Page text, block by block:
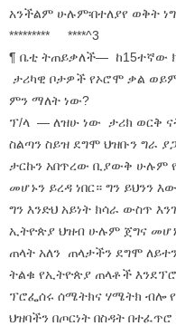
አንችልም ሁሉም፡በተለያየ ወቅት
********* ****^3
¶ ቤቲ ትጠይቃለች— ከ15ተኛው
ታሪካዊ ቦታዎች የኦሮሞ ቃል
ምን ማለት ነው?
ፕ/ላ — ለዝሁ ነው ታሪክ ወርቅ
ስልጣን ስይዝ ደግሞ ህዝቡን ግራ
ታርኩን አበጥረው ቢያውቅ ሁሉም
መሆኑን ይረዳ ነበር። ግን ይህንን
ግን እንድህ አይነት ክሳራ ውስጥ
ኢትዮጵያ ህዝብ ሁሉም ጀግና መሆኑ
ጠላት አለን ጠላታችን ደግሞ
ትልቁ የኢትዮጵያ ጠላቶች
ፕሮፌሰሩ ሰሜትክና ሃሜትክ ብሎ
ህዝባችን በጦርነት በስዳት